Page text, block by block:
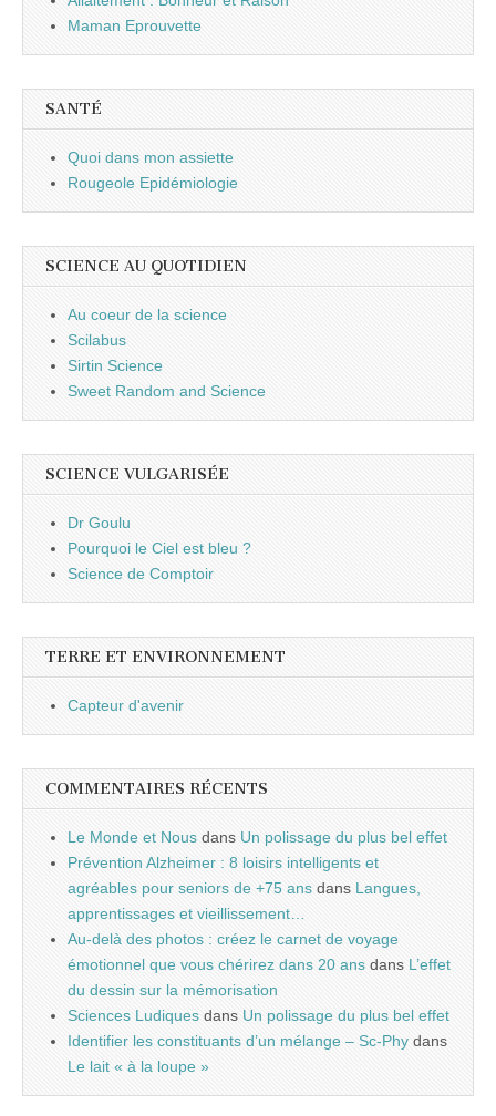
Maman Eprouvette
SANTÉ
Quoi dans mon assiette
Rougeole Epidémiologie
SCIENCE AU QUOTIDIEN
Au coeur de la science
Scilabus
Sirtin Science
Sweet Random and Science
SCIENCE VULGARISÉE
Dr Goulu
Pourquoi le Ciel est bleu ?
Science de Comptoir
TERRE ET ENVIRONNEMENT
Capteur d'avenir
COMMENTAIRES RÉCENTS
Le Monde et Nous dans Un polissage du plus bel effet
Prévention Alzheimer : 8 loisirs intelligents et
agréables pour seniors de +75 ans dans Langues,
apprentissages et vieillissement…
Au-delà des photos : créez le carnet de voyage
émotionnel que vous chérirez dans 20 ans dans L’effet
du dessin sur la mémorisation
Sciences Ludiques dans Un polissage du plus bel effet
Identifier les constituants d’un mélange – Sc-Phy dans
Le lait « à la loupe »